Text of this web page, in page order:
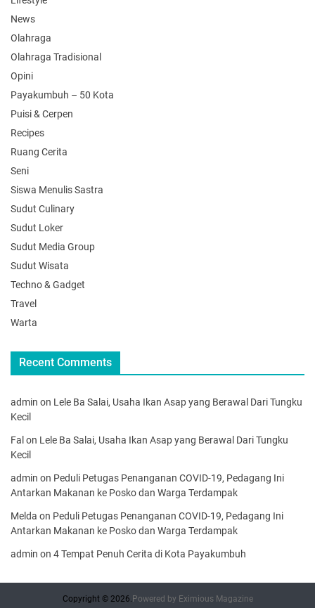
News
Olahraga
Olahraga Tradisional
Opini
Payakumbuh – 50 Kota
Puisi & Cerpen
Recipes
Ruang Cerita
Seni
Siswa Menulis Sastra
Sudut Culinary
Sudut Loker
Sudut Media Group
Sudut Wisata
Techno & Gadget
Travel
Warta
Recent Comments
admin on Lele Ba Salai, Usaha Ikan Asap yang Berawal Dari Tungku
Kecil
Fal on Lele Ba Salai, Usaha Ikan Asap yang Berawal Dari Tungku
Kecil
admin on Peduli Petugas Penanganan COVID-19, Pedagang Ini
Antarkan Makanan ke Posko dan Warga Terdampak
Melda on Peduli Petugas Penanganan COVID-19, Pedagang Ini
Antarkan Makanan ke Posko dan Warga Terdampak
admin on 4 Tempat Penuh Cerita di Kota Payakumbuh
Copyright © 2026. Powered by Eximious Magazine